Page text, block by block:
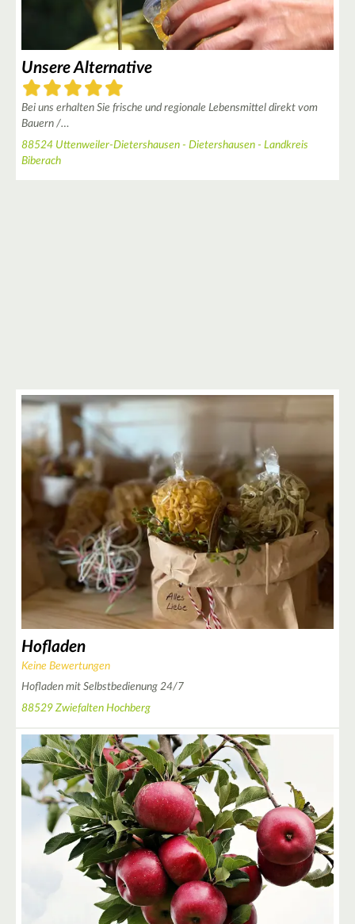
Unsere Alternative
Bei uns erhalten Sie frische und regionale Lebensmittel direkt vom
Bauern /…
88524 Uttenweiler-Dietershausen - Dietershausen - Landkreis
Biberach
Hofladen
Keine Bewertungen
Hofladen mit Selbstbedienung 24/7
88529 Zwiefalten Hochberg
4
12
5
2
4
4
2
4